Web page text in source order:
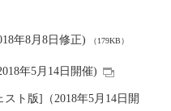
年8月8日修正) （179KB）
年5月14日開催)
ト版]（2018年5月14日開